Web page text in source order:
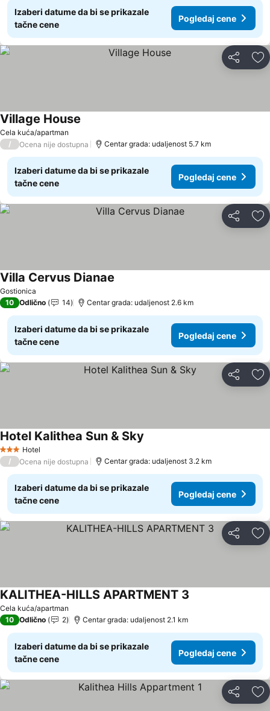
Izaberi datume da bi se prikazale
tačne cene
Pogledaj cene
Deli
Cela kuća/apartman
Village House
/ Ocena nije dostupna Centar grada: udaljenost 5.7 km
Izaberi datume da bi se prikazale
tačne cene
Pogledaj cene
Deli
Gostionica
Villa Cervus Dianae
10 Odlično 14 Centar grada: udaljenost 2.6 km
Izaberi datume da bi se prikazale
tačne cene
Pogledaj cene
Deli
3 Zvezdice
Hotel
Hotel Kalithea Sun & Sky
/ Ocena nije dostupna Centar grada: udaljenost 3.2 km
Izaberi datume da bi se prikazale
tačne cene
Pogledaj cene
Deli
Cela kuća/apartman
KALITHEA-HILLS APARTMENT 3
10 Odlično 2 Centar grada: udaljenost 2.1 km
Izaberi datume da bi se prikazale
tačne cene
Pogledaj cene
Deli